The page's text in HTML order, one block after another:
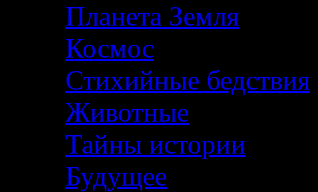
Планета Земля
Космос
Стихийные бедствия
Животные
Тайны истории
Будущее